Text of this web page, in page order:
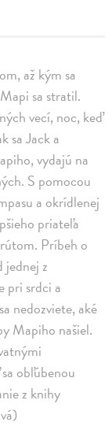
až kým sa
sa stratil.
vecí, noc, keď
sa Jack a
vydajú na
S pomocou
a okrídlenej
priateľa
Príbeh o
jednej z
pri srdci a
nedozviete, aké
Mapiho našiel.
obľúbenou
z knihy